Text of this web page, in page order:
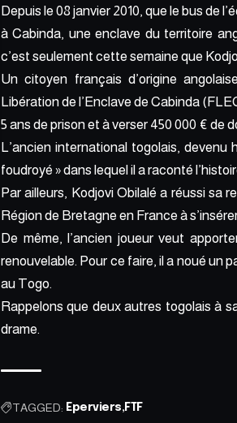
Depuis le 08 janvier 2010, que le bus de
à Cabinda, une enclave du territoire
c’est seulement cette semaine que
Un citoyen français d’origine
Libération de l’Enclave de Cabinda
5 ans de prison et à verser 450 000 € de
L’ancien international togolais,
foudroyé » dans lequel il a raconté
Par ailleurs, Kodjovi Obilalé a réussi sa
Région de Bretagne en France à
De même, l’ancien joueur veut
renouvelable. Pour ce faire, il a noué un
au Togo.
Rappelons que deux autres togolais à
drame.
TAGGED: Eperviers FTF